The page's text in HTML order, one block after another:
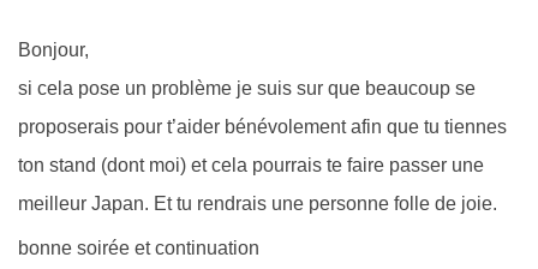
Bonjour,
si cela pose un problème je suis sur que beaucoup se
proposerais pour t’aider bénévolement afin que tu tiennes
ton stand (dont moi) et cela pourrais te faire passer une
meilleur Japan. Et tu rendrais une personne folle de joie.
bonne soirée et continuation